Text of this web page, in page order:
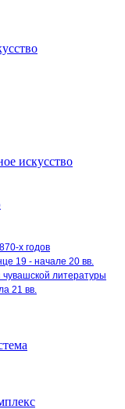
искусство
х годов
19 - начале 20 вв.
литературы
21 вв.